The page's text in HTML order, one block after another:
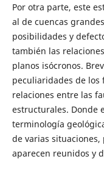
Por otra parte, este
al de cuencas
posibilidades y
también las
planos isócronos.
peculiaridades de los
relaciones entre las
estructurales. Donde
terminología
de varias
aparecen reunidos y